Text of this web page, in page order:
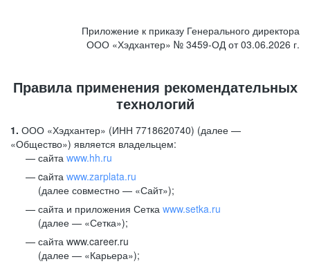
Приложение к приказу Генерального директора
ООО «Хэдхантер» № 3459-ОД от 03.06.2026 г.
Правила применения рекомендательных
технологий
1. ООО «Хэдхантер» (ИНН 7718620740) (далее —
«Общество») является владельцем:
сайта www.hh.ru
cайта www.zarplata.ru
(далее совместно — «Сайт»);
сайта и приложения Сетка www.setka.ru
(далее — «Сетка»);
сайта www.career.ru
(далее — «Карьера»);